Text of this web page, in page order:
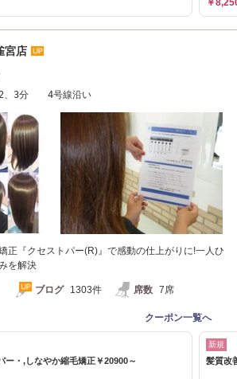
宮店
2、3分 4号線沿い
正『クセストパー(R)』で感動の仕上がりに!一人ひ
を解決
ブログ 1303件 席数 7席
クーポン一覧へ
ー・,しなやか縮毛矯正￥20900～
新規
髪質改